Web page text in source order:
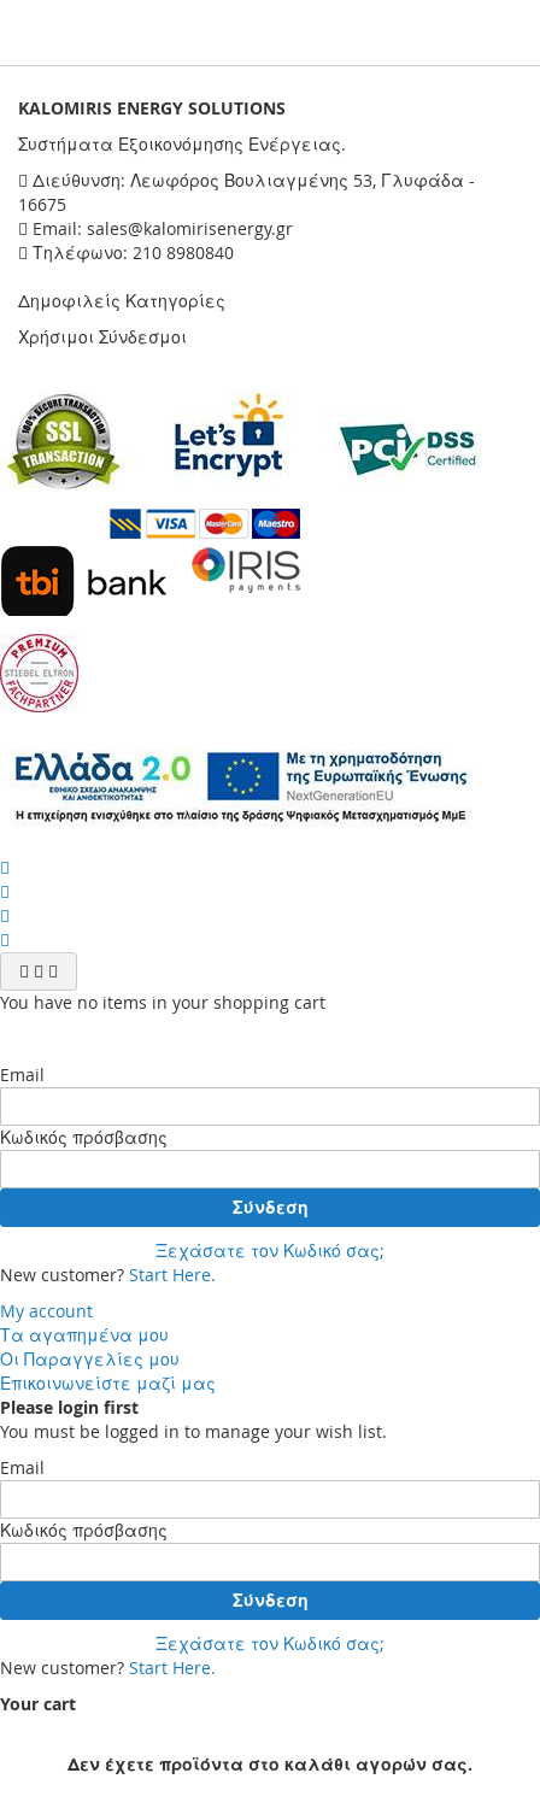
KALOMIRIS ENERGY SOLUTIONS
Συστήματα Εξοικονόμησης Ενέργειας.
Διεύθυνση: Λεωφόρος Βουλιαγμένης 53, Γλυφάδα -
16675
Email: sales@kalomirisenergy.gr
Τηλέφωνο: 210 8980840
Δημοφιλείς Κατηγορίες
Χρήσιμοι Σύνδεσμοι
You have no items in your shopping cart
Email
Κωδικός πρόσβασης
Σύνδεση
Ξεχάσατε τον Κωδικό σας;
New customer? Start Here.
My account
Τα αγαπημένα μου
Οι Παραγγελίες μου
Επικοινωνείστε μαζί μας
Please login first
You must be logged in to manage your wish list.
Email
Κωδικός πρόσβασης
Σύνδεση
Ξεχάσατε τον Κωδικό σας;
New customer? Start Here.
Your cart
Δεν έχετε προϊόντα στο καλάθι αγορών σας.